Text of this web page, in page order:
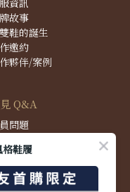
資訊
故事
鞋的誕生
邀約
夥伴/案例
Q&A
問題
問題
貨問題
問題
鞋履